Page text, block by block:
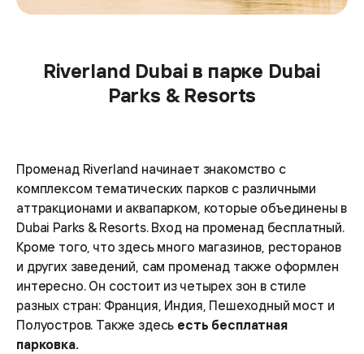
Riverland Dubai в парке Dubai
Parks & Resorts
Променад Riverland начинает знакомство с
комплексом тематических парков с различными
аттракционами и аквапарком, которые объединены в
Dubai Parks & Resorts. Вход на променад бесплатный.
Кроме того, что здесь много магазинов, ресторанов
и других заведений, сам променад также оформлен
интересно. Он состоит из четырех зон в стиле
разных стран: Франция, Индия, Пешеходный мост и
Полуостров. Также здесь есть бесплатная
парковка.